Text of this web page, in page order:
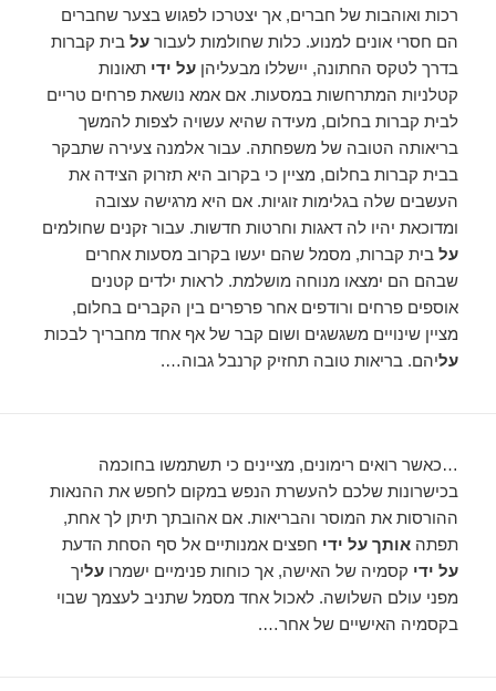
רכות ואוהבות של חברים, אך יצטרכו לפגוש בצער שחברים
הם חסרי אונים למנוע. כלות שחולמות לעבורעל בית קברות
בדרך לטקס החתונה, יישללו מבעליהןעל ידי תאונות
קטלניות המתרחשות במסעות. אם אמא נושאת פרחים טריים
לבית קברות בחלום, מעידה שהיא עשויה לצפות להמשך
בריאותה הטובה של משפחתה. עבור אלמנה צעירה שתבקר
בבית קברות בחלום, מציין כי בקרוב היא תזרוק הצידה את
העשבים שלה בגלימות זוגיות. אם היא מרגישה עצובה
ומדוכאת יהיו לה דאגות וחרטות חדשות. עבור זקנים שחולמים
על בית קברות, מסמל שהם יעשו בקרוב מסעות אחרים
שבהם הם ימצאו מנוחה מושלמת. לראות ילדים קטנים
אוספים פרחים ורודפים אחר פרפרים בין הקברים בחלום,
מציין שינויים משגשגים ושום קבר של אף אחד מחבריך לבכות
עליהם. בריאות טובה תחזיק קרנבל גבוה….
…כאשר רואים רימונים, מציינים כי תשתמשו בחוכמה
בכישרונות שלכם להעשרת הנפש במקום לחפש את ההנאות
ההורסות את המוסר והבריאות. אם אהובתך תיתן לך אחת,
תפתהאותך על ידי חפצים אמנותיים אל סף הסחת הדעת
על ידי קסמיה של האישה, אך כוחות פנימיים ישמרועליך
מפני עולם השלושה. לאכול אחד מסמל שתניב לעצמך שבוי
בקסמיה האישיים של אחר….